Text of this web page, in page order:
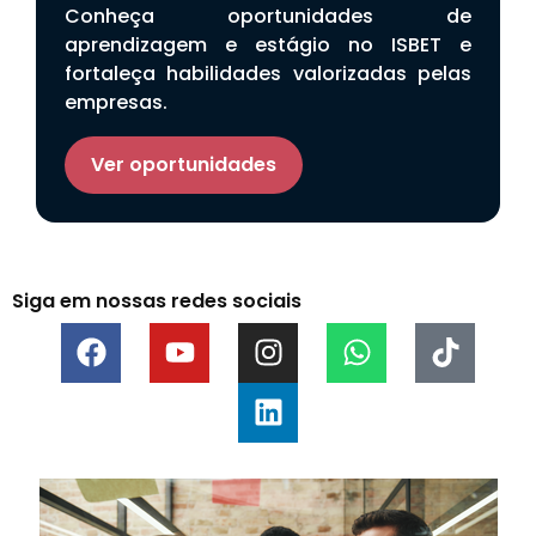
Conheça oportunidades de
aprendizagem e estágio no ISBET e
fortaleça habilidades valorizadas pelas
empresas.
Ver oportunidades
Siga em nossas redes sociais